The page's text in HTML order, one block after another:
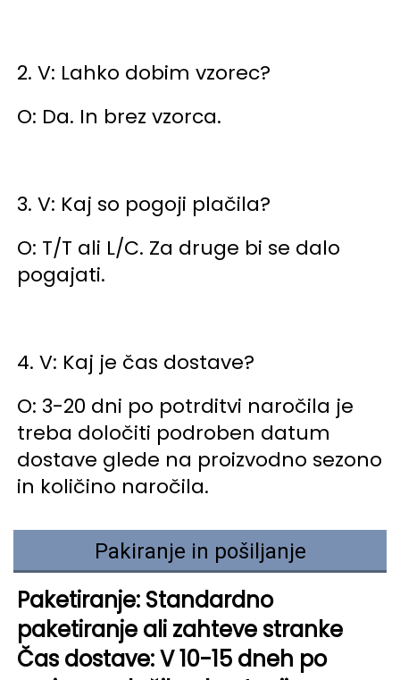
2. V: Lahko dobim vzorec?
O: Da. In brez vzorca.
3. V: Kaj so pogoji plačila?
O: T/T ali L/C. Za druge bi se dalo
pogajati.
4. V: Kaj je čas dostave?
O: 3-20 dni po potrditvi naročila je
treba določiti podroben datum
dostave glede na proizvodno sezono
in količino naročila.
Pakiranje in pošiljanje
Paketiranje: Standardno
paketiranje ali zahteve stranke
Čas dostave: V 10-15 dneh po